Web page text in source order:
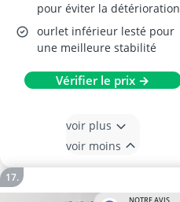
pour éviter la détérioration
ourlet inférieur lesté pour
une meilleure stabilité
Vérifier le prix →
voir plus
voir moins
NOTRE AVIS